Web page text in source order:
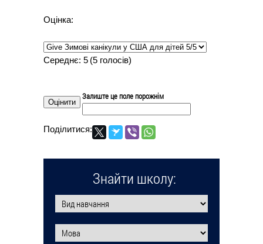
Оцінка:
Середнє: 5 (5 голосів)
Залиште це поле порожнім
Поділитися:
Знайти школу: